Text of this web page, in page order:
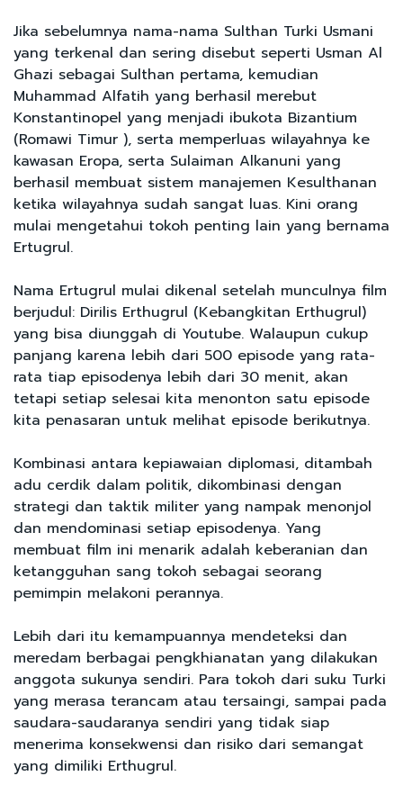
Jika sebelumnya nama-nama Sulthan Turki Usmani
yang terkenal dan sering disebut seperti Usman Al
Ghazi sebagai Sulthan pertama, kemudian
Muhammad Alfatih yang berhasil merebut
Konstantinopel yang menjadi ibukota Bizantium
(Romawi Timur ), serta memperluas wilayahnya ke
kawasan Eropa, serta Sulaiman Alkanuni yang
berhasil membuat sistem manajemen Kesulthanan
ketika wilayahnya sudah sangat luas. Kini orang
mulai mengetahui tokoh penting lain yang bernama
Ertugrul.
Nama Ertugrul mulai dikenal setelah munculnya film
berjudul: Dirilis Erthugrul (Kebangkitan Erthugrul)
yang bisa diunggah di Youtube. Walaupun cukup
panjang karena lebih dari 500 episode yang rata-
rata tiap episodenya lebih dari 30 menit, akan
tetapi setiap selesai kita menonton satu episode
kita penasaran untuk melihat episode berikutnya.
Kombinasi antara kepiawaian diplomasi, ditambah
adu cerdik dalam politik, dikombinasi dengan
strategi dan taktik militer yang nampak menonjol
dan mendominasi setiap episodenya. Yang
membuat film ini menarik adalah keberanian dan
ketangguhan sang tokoh sebagai seorang
pemimpin melakoni perannya.
Lebih dari itu kemampuannya mendeteksi dan
meredam berbagai pengkhianatan yang dilakukan
anggota sukunya sendiri. Para tokoh dari suku Turki
yang merasa terancam atau tersaingi, sampai pada
saudara-saudaranya sendiri yang tidak siap
menerima konsekwensi dan risiko dari semangat
yang dimiliki Erthugrul.